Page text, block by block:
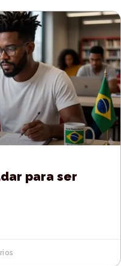
para ser